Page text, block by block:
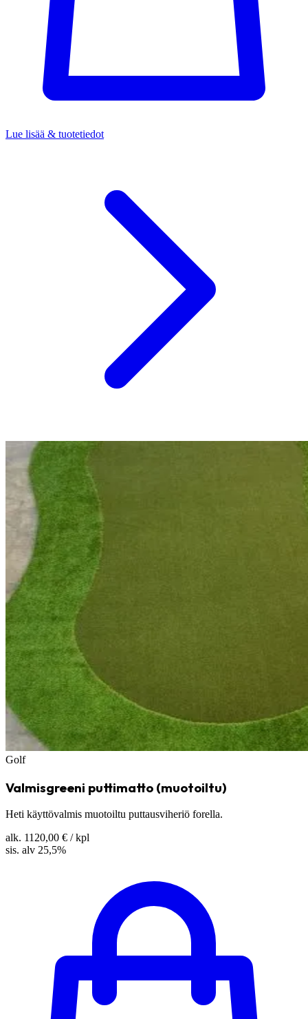
Lue lisää & tuotetiedot
Golf
Valmisgreeni puttimatto (muotoiltu)
Heti käyttövalmis muotoiltu puttausviheriö forella.
alk. 1120,00 € / kpl
sis. alv 25,5%